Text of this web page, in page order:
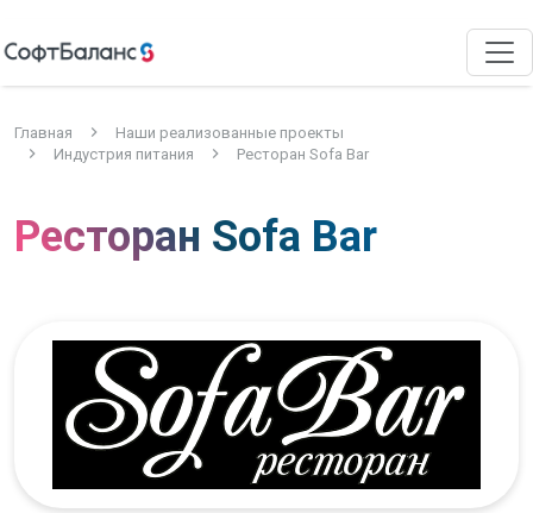
Главная
Наши реализованные проекты
Индустрия питания
Ресторан Sofa Bar
Ресторан Sofa Bar